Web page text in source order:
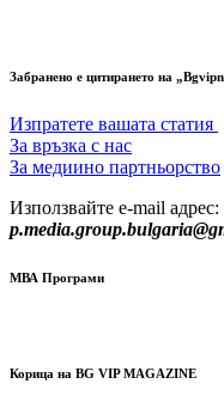
Забранено е цитирането на
Изпратете вашата статия
За връзка с нас
За медиино партньорство
Използвайте e-mail адрес:
МВА Програми
Корица на BG VIP MAGAZINE